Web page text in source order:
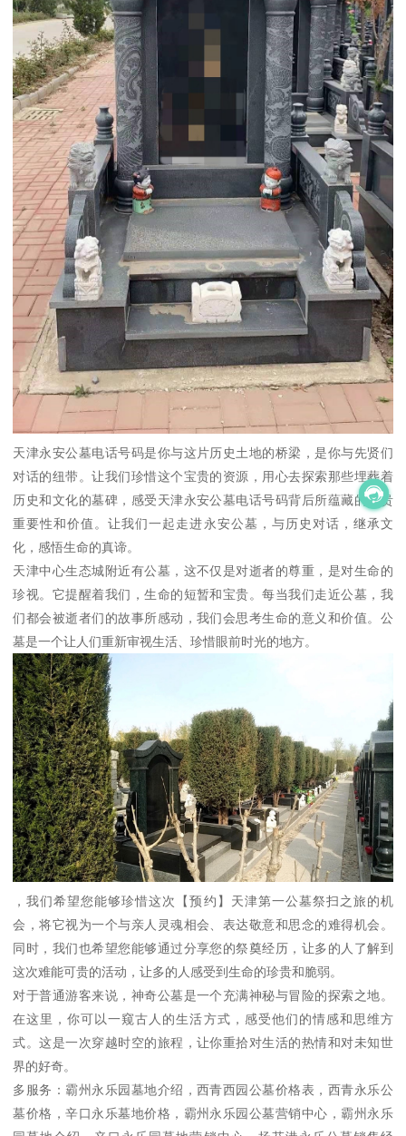
天津永安公墓电话号码是你与这片历史土地的桥梁，是你与先贤们
对话的纽带。让我们珍惜这个宝贵的资源，用心去探索那些埋葬着
历史和文化的墓碑，感受天津永安公墓电话号码背后所蕴藏的珍贵
重要性和价值。让我们一起走进永安公墓，与历史对话，继承文
化，感悟生命的真谛。
天津中心生态城附近有公墓，这不仅是对逝者的尊重，是对生命的
珍视。它提醒着我们，生命的短暂和宝贵。每当我们走近公墓，我
们都会被逝者们的故事所感动，我们会思考生命的意义和价值。公
墓是一个让人们重新审视生活、珍惜眼前时光的地方。
，我们希望您能够珍惜这次【预约】天津第一公墓祭扫之旅的机
会，将它视为一个与亲人灵魂相会、表达敬意和思念的难得机会。
同时，我们也希望您能够通过分享您的祭奠经历，让多的人了解到
这次难能可贵的活动，让多的人感受到生命的珍贵和脆弱。
对于普通游客来说，神奇公墓是一个充满神秘与冒险的探索之地。
在这里，你可以一窥古人的生活方式，感受他们的情感和思维方
式。这是一次穿越时空的旅程，让你重拾对生活的热情和对未知世
界的好奇。
多服务：霸州永乐园墓地介绍，西青西园公墓价格表，西青永乐公
墓价格，辛口永乐墓地价格，霸州永乐园公墓营销中心，霸州永乐